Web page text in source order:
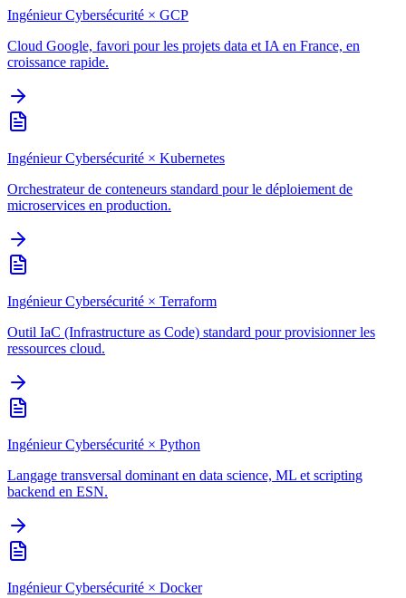
Ingénieur Cybersécurité × GCP
Cloud Google, favori pour les projets data et IA en France, en
croissance rapide.
Ingénieur Cybersécurité × Kubernetes
Orchestrateur de conteneurs standard pour le déploiement de
microservices en production.
Ingénieur Cybersécurité × Terraform
Outil IaC (Infrastructure as Code) standard pour provisionner les
ressources cloud.
Ingénieur Cybersécurité × Python
Langage transversal dominant en data science, ML et scripting
backend en ESN.
Ingénieur Cybersécurité × Docker